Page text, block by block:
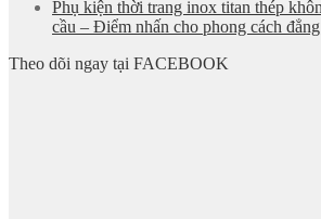
Phụ kiện thời trang inox titan thép
cầu – Điểm nhấn cho phong cách
Theo dõi ngay tại FACEBOOK